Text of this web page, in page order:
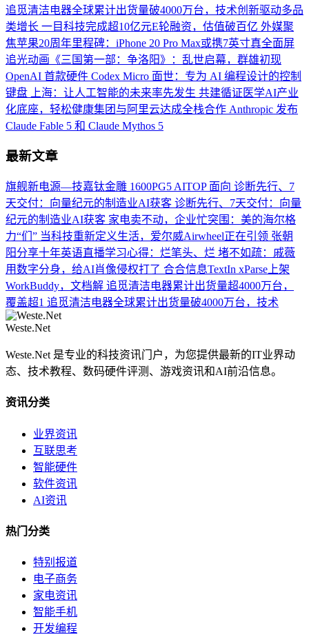
追觅清洁电器全球累计出货量破4000万台，技术创新驱动多品
类增长 一目科技完成超10亿元E轮融资，估值破百亿 外媒聚
焦苹果20周年里程碑：iPhone 20 Pro Max或携7英寸真全面屏
追光动画《三国第一部：争洛阳》：乱世启幕，群雄初现
OpenAI 首款硬件 Codex Micro 面世：专为 AI 编程设计的控制
键盘
上海：让人工智能的未来率先发生 共建循证医学AI产业
化底座，轻松健康集团与阿里云达成全栈合作 Anthropic 发布
Claude Fable 5 和 Claude Mythos 5
最新文章
旗舰新电源—技嘉钛金雕 1600PG5 AITOP 面向 诊断先行、7
天交付：向量纪元的制造业AI获客 诊断先行、7天交付：向量
纪元的制造业AI获客 家电卖不动，企业忙突围：美的海尔格
力“们” 当科技重新定义生活，爱尔威Airwheel正在引领 张朝
阳分享十年英语直播学习心得：烂笔头、烂 堵不如疏：戚薇
用数字分身，给AI肖像侵权打了 合合信息TextIn xParse上架
WorkBuddy，文档解 追觅清洁电器累计出货量超4000万台，
覆盖超1 追觅清洁电器全球累计出货量破4000万台，技术
Weste.Net
Weste.Net 是专业的科技资讯门户，为您提供最新的IT业界动
态、技术教程、数码硬件评测、游戏资讯和AI前沿信息。
资讯分类
业界资讯
互联思考
智能硬件
软件资讯
AI资讯
热门分类
特别报道
电子商务
家电资讯
智能手机
开发编程